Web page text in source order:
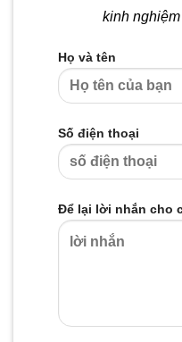
kinh
Họ và tên
Số điện thoại
Để lại lời nhắn cho